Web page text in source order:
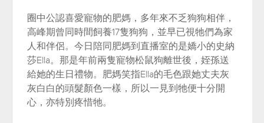
圈中公認喜愛寵物的肥媽，多年來不乏狗狗相伴，
高峰期曾同時間飼養17隻狗狗，並早已視牠們為家
人和伴侶。今日陪同肥媽到直播室的是嬌小的史納
莎Ella。那是年前兩隻寵物松鼠狗離世後，姪孫送
給她的生日禮物。肥媽笑指Ella的毛色跟她丈夫灰
灰白白的頭髮顏色一樣，所以一見到牠便十分開
心，亦特別疼惜牠。